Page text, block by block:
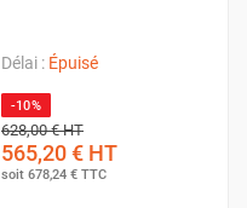
Délai : Épuisé
-10%
628,00 €HT
565,20 € HT
soit 678,24 € TTC